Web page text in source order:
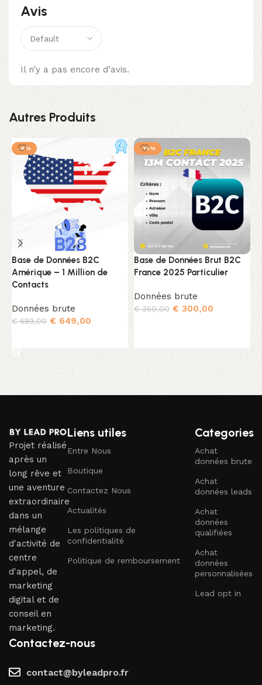
Avis
Il n’y a pas encore d’avis.
Autres Produits
-6%
Base de Données B2C
Amérique – 1 Million de
Contacts
Données brute
€689,00 € 649,00
-14%
Base de Données Brut B2C
France 2025 Particulier
Données brute
€350,00 € 300,00 €
Projet réalisé
après un
long rêve et
une aventure
extraordinaire
dans un
mélange
d'activité de
centre
d'appel, de
marketing
digital et de
conseil en
marketing.
Liens utiles
Entre Nous
Boutique
Contactez Nous
Actualités
Les politiques de
confidentialité
Politique de remboursement
Categories
Achat
données brute
Achat
données leads
Achat
données
qualifiées
Achat
données
personnalisées
Lead opt in
Contactez-nous
contact@byleadpro.fr